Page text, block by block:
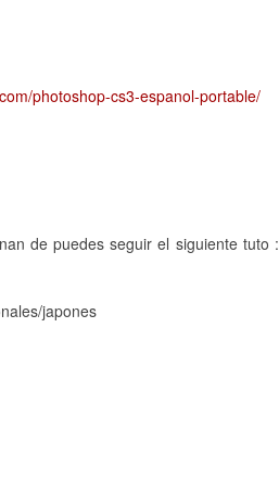
photoshop-cs3-espanol-portable/
de puedes seguir el siguiente tuto :
japones